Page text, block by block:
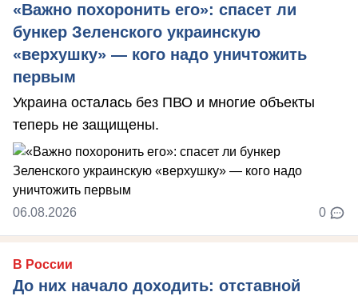
«Важно похоронить его»: спасет ли
бункер Зеленского украинскую
«верхушку» — кого надо уничтожить
первым
Украина осталась без ПВО и многие объекты
теперь не защищены.
06.08.2026 0
В России
До них начало доходить: отставной